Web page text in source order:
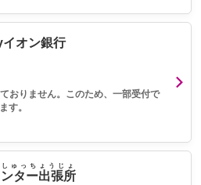
オン銀行
おりません。このため、一部受付で
す。
ター出張所
ゅっちょうじょ